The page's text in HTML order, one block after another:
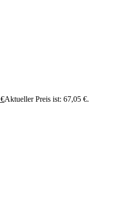
€Aktueller Preis ist: 67,05 €.